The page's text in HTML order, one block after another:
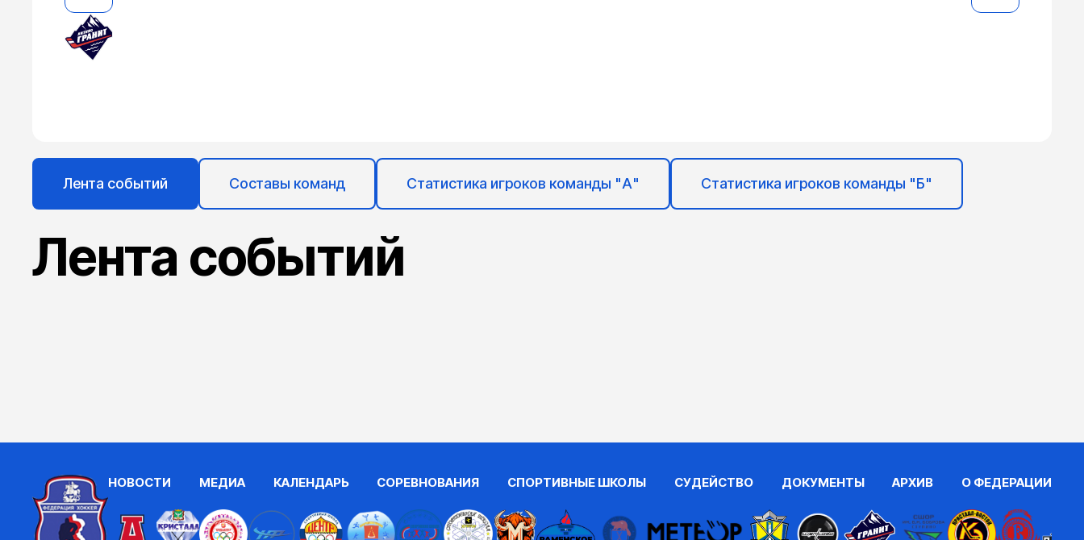
Лента событий Составы команд Статистика игроков команды "А" Статистика игроков команды "Б"
Лента событий
НОВОСТИ МЕДИА КАЛЕНДАРЬ СОРЕВНОВАНИЯ СПОРТИВНЫЕ ШКОЛЫ СУДЕЙСТВО ДОКУМЕНТЫ АРХИВ О ФЕДЕРАЦИИ